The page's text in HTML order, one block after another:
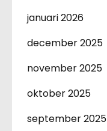
januari 2026
december 2025
november 2025
oktober 2025
september 2025